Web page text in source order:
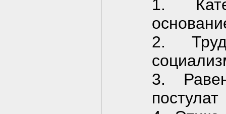
1.
2.
3.
постулат